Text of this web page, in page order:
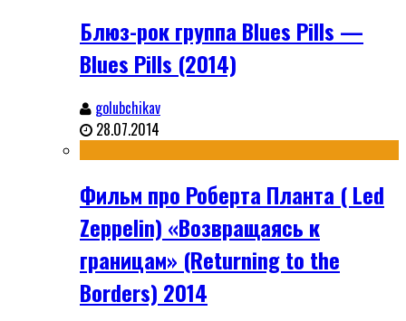
Блюз-рок группа Blues Pills —
Blues Pills (2014)
golubchikav
28.07.2014
Фильм про Роберта Планта ( Led
Zeppelin) «Возвращаясь к
границам» (Returning to the
Borders) 2014